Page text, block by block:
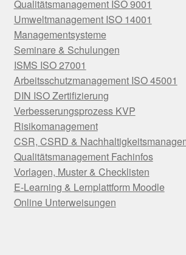
Qualitätsmanagement ISO 9001
Umweltmanagement ISO 14001
Managementsysteme
Seminare & Schulungen
ISMS ISO 27001
Arbeitsschutzmanagement ISO 45001
DIN ISO Zertifizierung
Verbesserungsprozess KVP
Risikomanagement
CSR, CSRD &
Qualitätsmanagement Fachinfos
Vorlagen, Muster & Checklisten
E-Learning & Lernplattform Moodle
Online Unterweisungen